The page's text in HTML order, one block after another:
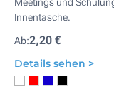
Innentasche.
Ab:2,20 €
Details sehen >